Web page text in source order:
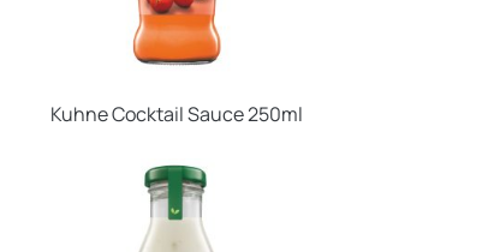
Kuhne Cocktail Sauce 250ml